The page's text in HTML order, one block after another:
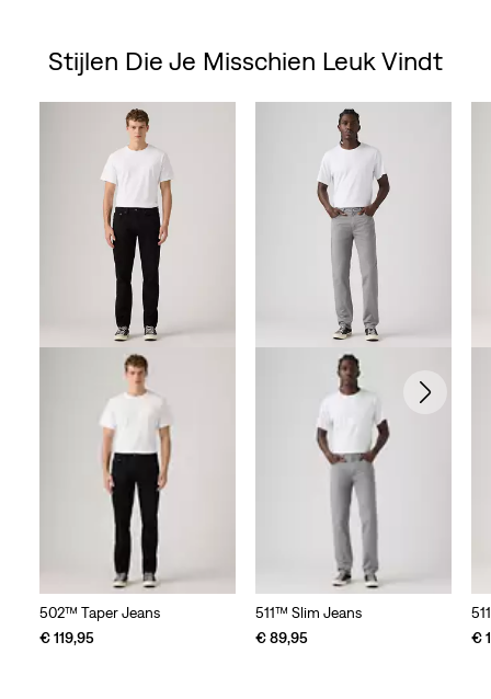
de
beoordelingen
Stijlen Die Je Misschien Leuk Vindt
502™ Taper Jeans
€ 119,95
511™ Slim Jeans
€ 89,95
€